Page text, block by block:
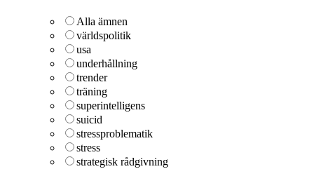
Alla ämnen
världspolitik
usa
underhållning
trender
träning
superintelligens
suicid
stressproblematik
stress
strategisk rådgivning